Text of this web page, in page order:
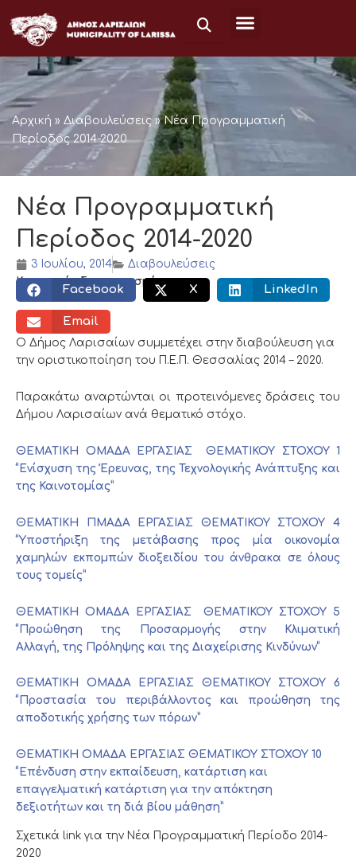
στο
περιεχόμενο
Αρχική » Διαβουλεύσεις»Νέα Προγραμματική
Περίοδος 2014-2020
Νέα Προγραμματική
Περίοδος 2014-2020
3 Ιουλίου, 2014
Διαβουλεύσεις
Κοινωνικός διαμοιρασμός:
Facebook X LinkedIn
Email
O Δήμος Λαρισαίων συμμετέχει στην διαβούλευση για
την οριστικοποίηση του Π.Ε.Π. Θεσσαλίας 2014 – 2020.
Παρακάτω αναρτώνται οι προτεινόμενες δράσεις του
Δήμου Λαρισαίων ανά θεματικό στόχο.
ΘΕΜΑΤΙΚΗ ΟΜΑΔΑ ΕΡΓΑΣΙΑΣ ΘΕΜΑΤΙΚΟΥ ΣΤΟΧΟΥ 1
“Ενίσχυση της Έρευνας, της Τεχνολογικής Ανάπτυξης και
της Καινοτομίας”
ΘΕΜΑΤΙΚΗ ΠΜΑΔΑ ΕΡΓΑΣΙΑΣ ΘΕΜΑΤΙΚΟΥ ΣΤΟΧΟΥ 4
“Υποστήριξη της μετάβασης προς μία οικονομία
χαμηλών εκπομπών διοξειδίου του άνθρακα σε όλους
τους τομείς”
ΘΕΜΑΤΙΚΗ ΟΜΑΔΑ ΕΡΓΑΣΙΑΣ ΘΕΜΑΤΙΚΟΥ ΣΤΟΧΟΥ 5
“ Προώθηση της Προσαρμογής στην Κλιματική
Αλλαγή, της Πρόληψης και της Διαχείρισης Κινδύνων“
ΘΕΜΑΤΙΚΗ ΟΜΑΔΑ ΕΡΓΑΣΙΑΣ ΘΕΜΑΤΙΚΟΥ ΣΤΟΧΟΥ 6
“Προστασία του περιβάλλοντος και προώθηση της
αποδοτικής χρήσης των πόρων”
ΘΕΜΑΤΙΚΗ ΟΜΑΔΑ ΕΡΓΑΣΙΑΣ ΘΕΜΑΤΙΚΟΥ ΣΤΟΧΟΥ 10
“Επένδυση στην εκπαίδευση, κατάρτιση και
επαγγελματική κατάρτιση για την απόκτηση
δεξιοτήτων και τη διά βίου μάθηση”
Σχετικά link για την Νέα Προγραμματική Περίοδο 2014-
2020